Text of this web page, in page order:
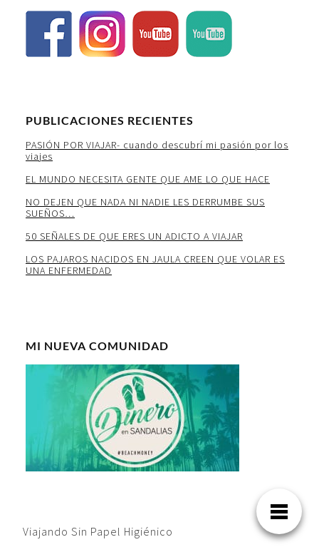
PUBLICACIONES RECIENTES
PASIÓN POR VIAJAR- cuando descubrí mi pasión por los
viajes
EL MUNDO NECESITA GENTE QUE AME LO QUE HACE
NO DEJEN QUE NADA NI NADIE LES DERRUMBE SUS
SUEÑOS…
50 SEÑALES DE QUE ERES UN ADICTO A VIAJAR
LOS PAJAROS NACIDOS EN JAULA CREEN QUE VOLAR ES
UNA ENFERMEDAD
MI NUEVA COMUNIDAD
Viajando Sin Papel Higiénico